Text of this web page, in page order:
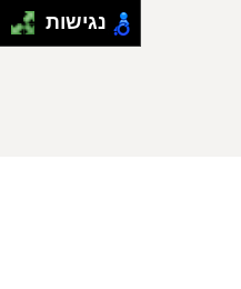
נגישות